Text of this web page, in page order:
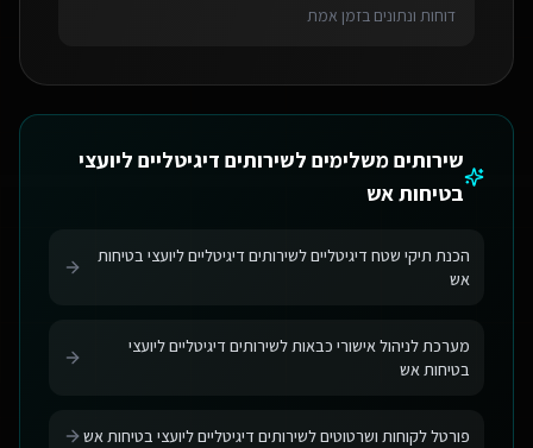
דוחות ונתונים בזמן אמת
שירותים משלימים לשירותים דיגיטליים ליועצי
בטיחות אש
הכנת תיקי שטח דיגיטליים לשירותים דיגיטליים ליועצי בטיחות
אש
מערכת לניהול אישורי כבאות לשירותים דיגיטליים ליועצי
בטיחות אש
פורטל לקוחות ושרטוטים לשירותים דיגיטליים ליועצי בטיחות אש